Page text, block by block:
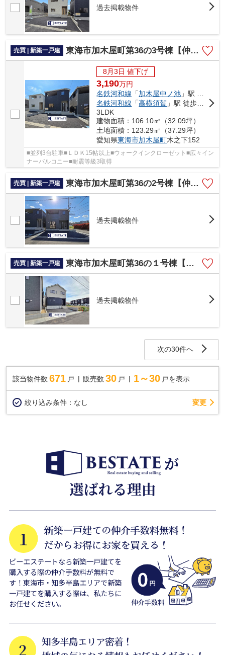
過去掲載物件
売買 | 新築一戸建 東海市加木屋町第36の3号棟【仲介手数料0円】
8月3日 値下げ
3,190万円
名鉄河和線 「加木屋中ノ池 」駅 徒歩12分
名鉄河和線 「高横須賀 」駅 徒歩19分
3LDK
建物面積：106.10㎡（32.09坪）
土地面積：123.29㎡（37.29坪）
愛知県東海市加木屋町木之下152
■並列3台駐車■ＬＤＫ15帖以上■ウォークインクローゼット■広々イン
ナーバルコニー■耐震等級3取得
売買 | 新築一戸建 東海市加木屋町第36の2号棟【仲介手数料0円】
過去掲載物件
売買 | 新築一戸建 東海市加木屋町第36の１号棟【仲介手数料0円】
過去掲載物件
次の30件へ
該当物件数 671 戸 販売数 30 戸 1～30 戸を表示
絞り込み条件： なし 変更
ビーエステートなら新築一戸建てを
購入する際の仲介手数料が無料で
す！東海市・知多半島エリアで新築
一戸建てを購入する際は、私たちに
お任せください。